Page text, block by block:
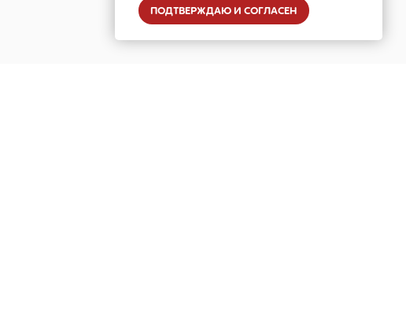
ПОДТВЕРЖДАЮ И СОГЛАСЕН